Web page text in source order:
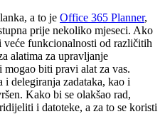
a to je Office 365 Planner,
prije nekoliko mjeseci. Ako
funkcionalnosti od različitih
alatima za upravljanje
biti pravi alat za vas.
delegiranja zadataka, kao i
Kako bi se olakšao rad,
i datoteke, a za to se koristi